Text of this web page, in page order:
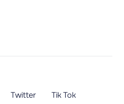
Twitter
Tik Tok